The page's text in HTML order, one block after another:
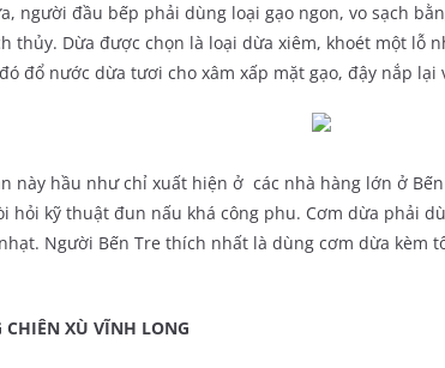
người đầu bếp phải dùng loại gạo ngon, vo sạch
thủy. Dừa được chọn là loại dừa xiêm, khoét một lỗ
đổ nước dừa tươi cho xâm xấp mặt gạo, đậy nắp
này hầu như chỉ xuất hiện ở các nhà hàng lớn ở
hỏi kỹ thuật đun nấu khá công phu. Cơm dừa phải
Người Bến Tre thích nhất là dùng cơm dừa kèm
XÙ VĨNH LONG